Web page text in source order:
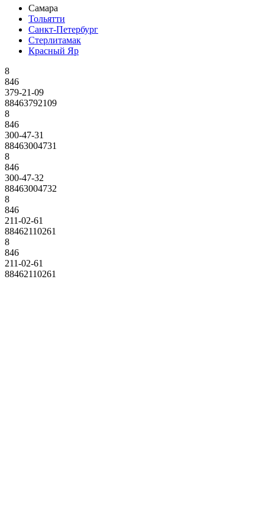
Самара
Тольятти
Санкт-Петербург
Стерлитамак
Красный Яр
8
846
379-21-09
88463792109
8
846
300-47-31
88463004731
8
846
300-47-32
88463004732
8
846
211-02-61
88462110261
8
846
211-02-61
88462110261